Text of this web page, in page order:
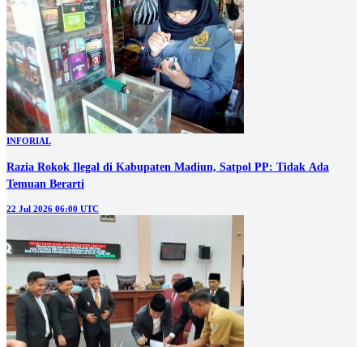
INFORIAL
Razia Rokok Ilegal di Kabupaten Madiun, Satpol PP: Tidak Ada
Temuan Berarti
22 Jul 2026 06:00 UTC